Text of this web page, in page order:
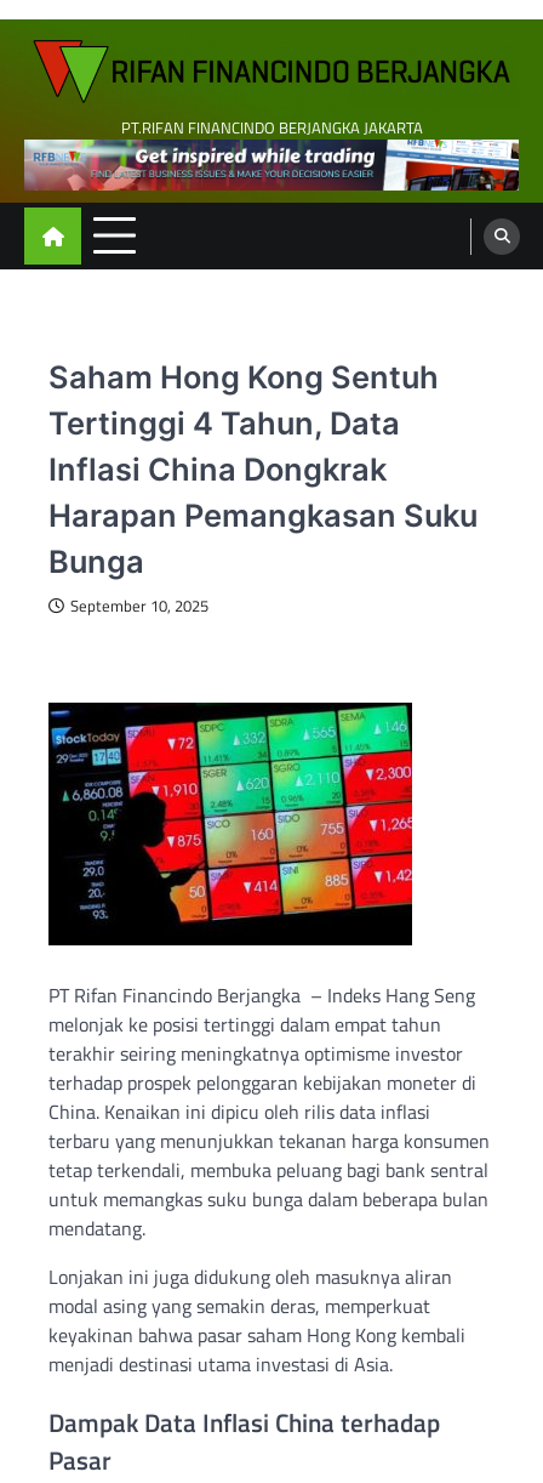
Skip
content
PT.RIFAN FINANCINDO BERJANGKA JAKARTA
Saham Hong Kong Sentuh
Tertinggi 4 Tahun, Data
Inflasi China Dongkrak
Harapan Pemangkasan Suku
Bunga
September 10, 2025
PT Rifan Financindo Berjangka – Indeks Hang Seng
melonjak ke posisi tertinggi dalam empat tahun
terakhir seiring meningkatnya optimisme investor
terhadap prospek pelonggaran kebijakan moneter di
China. Kenaikan ini dipicu oleh rilis data inflasi
terbaru yang menunjukkan tekanan harga konsumen
tetap terkendali, membuka peluang bagi bank sentral
untuk memangkas suku bunga dalam beberapa bulan
mendatang.
Lonjakan ini juga didukung oleh masuknya aliran
modal asing yang semakin deras, memperkuat
keyakinan bahwa pasar saham Hong Kong kembali
menjadi destinasi utama investasi di Asia.
Dampak Data Inflasi China terhadap
Pasar